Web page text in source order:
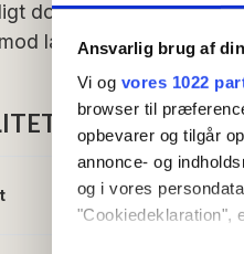
Ansvarlig brug af
Vi og vores 1022
browser til
opbevarer og tilgår
annonce- og
og i vores
"Cookiedeklaration",
dobbeltværelse med
landsiden og
Størrelse